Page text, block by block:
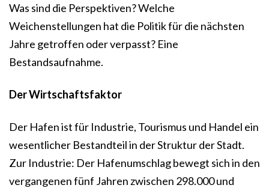
Was sind die Perspektiven? Welche
Weichenstellungen hat die Politik für die nächsten
Jahre getroffen oder verpasst? Eine
Bestandsaufnahme.
Der Wirtschaftsfaktor
Der Hafen ist für Industrie, Tourismus und Handel ein
wesentlicher Bestandteil in der Struktur der Stadt.
Zur Industrie: Der Hafenumschlag bewegt sich in den
vergangenen fünf Jahren zwischen 298.000 und